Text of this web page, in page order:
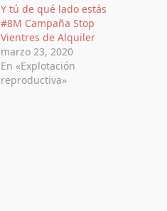
Y tú de qué lado estás
#8M Campaña Stop
Vientres de Alquiler
marzo 23, 2020
En «Explotación
reproductiva»